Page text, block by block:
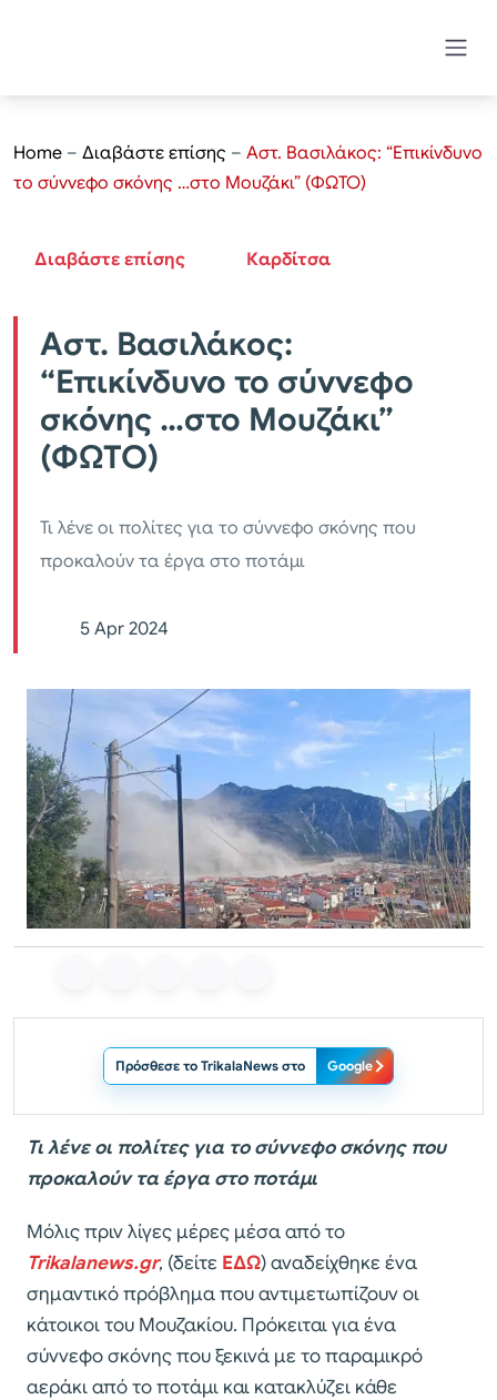
Home – Διαβάστε επίσης – Αστ. Βασιλάκος: “Επικίνδυνο
το σύννεφο σκόνης …στο Μουζάκι” (ΦΩΤΟ)
Διαβάστε επίσης Καρδίτσα
Αστ. Βασιλάκος:
“Επικίνδυνο το σύννεφο
σκόνης …στο Μουζάκι”
(ΦΩΤΟ)
Τι λένε οι πολίτες για το σύννεφο σκόνης που
προκαλούν τα έργα στο ποτάμι
5 Apr 2024
Πρόσθεσε το TrikalaNews στο Google
Τι λένε οι πολίτες για το σύννεφο σκόνης που
προκαλούν τα έργα στο ποτάμι
Μόλις πριν λίγες μέρες μέσα από το
Trikalanews.gr, (δείτε ΕΔΩ) αναδείχθηκε ένα
σημαντικό πρόβλημα που αντιμετωπίζουν οι
κάτοικοι του Μουζακίου. Πρόκειται για ένα
σύννεφο σκόνης που ξεκινά με το παραμικρό
αεράκι από το ποτάμι και κατακλύζει κάθε